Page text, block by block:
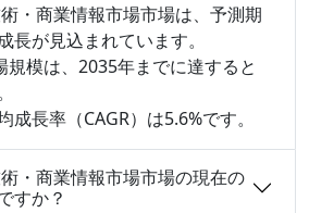
・商業情報市場市場は、予測期
長が見込まれています。
規模は、2035年までに達すると
長率（CAGR）は5.6%です。
・商業情報市場市場の現在の
すか？